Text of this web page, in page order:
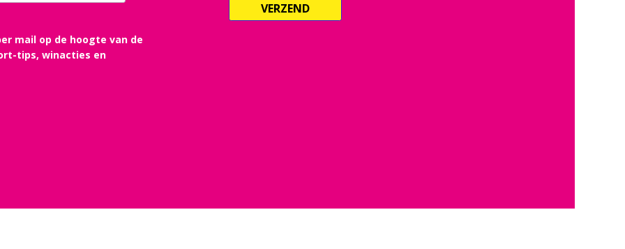
mail op de hoogte van de
tips, winacties en
VERZEND